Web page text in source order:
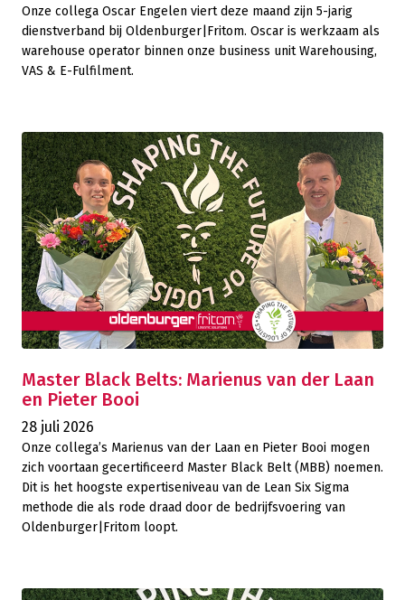
Onze collega Oscar Engelen viert deze maand zijn 5-jarig
dienstverband bij Oldenburger|Fritom. Oscar is werkzaam als
warehouse operator binnen onze business unit Warehousing,
VAS & E-Fulfilment.
Master Black Belts: Marienus van der Laan
en Pieter Booi
28 juli 2026
Onze collega’s Marienus van der Laan en Pieter Booi mogen
zich voortaan gecertificeerd Master Black Belt (MBB) noemen.
Dit is het hoogste expertiseniveau van de Lean Six Sigma
methode die als rode draad door de bedrijfsvoering van
Oldenburger|Fritom loopt.